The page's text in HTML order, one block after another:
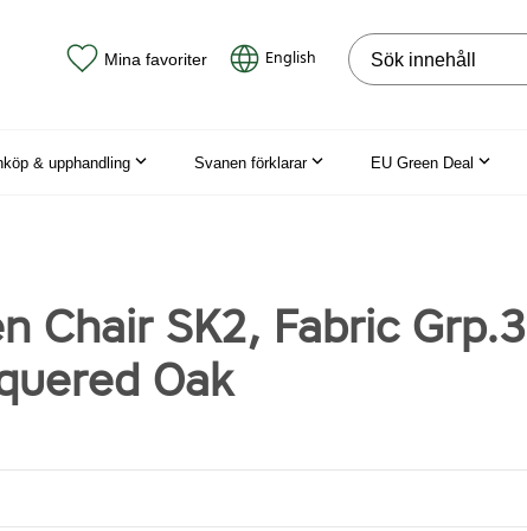
Mina favoriter English Sök på webbplatsen
& upphandling Svanen förklarar EU Green Deal
Chair SK2, Fabric Grp.3
Oak